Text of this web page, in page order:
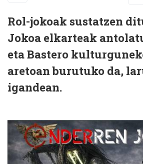
Rol-jokoak sustatzen
Jokoa elkarteak
eta Bastero
aretoan burutuko da,
igandean.